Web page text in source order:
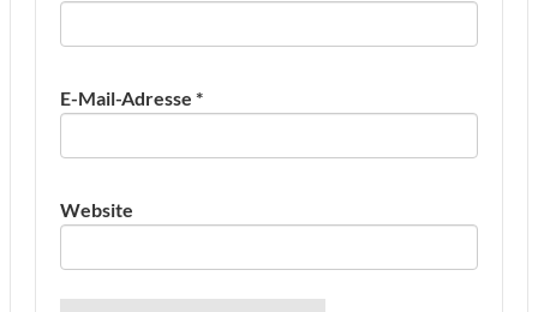
E-Mail-Adresse *
Website